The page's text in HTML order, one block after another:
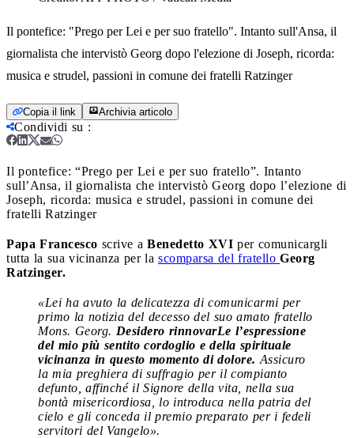
Il pontefice: "Prego per Lei e per suo fratello". Intanto sull'Ansa, il
giornalista che intervistò Georg dopo l'elezione di Joseph, ricorda:
musica e strudel, passioni in comune dei fratelli Ratzinger
Copia il link Archivia articolo
Condividi su :
Il pontefice: “Prego per Lei e per suo fratello”. Intanto
sull’Ansa, il giornalista che intervistò Georg dopo l’elezione di
Joseph, ricorda: musica e strudel, passioni in comune dei
fratelli Ratzinger
Papa Francesco scrive a Benedetto XVI per comunicargli
tutta la sua vicinanza per la scomparsa del fratello Georg
Ratzinger.
«Lei ha avuto la delicatezza di comunicarmi per
primo la notizia del decesso del suo amato fratello
Mons. Georg. Desidero rinnovarLe l’espressione
del mio più sentito cordoglio e della spirituale
vicinanza in questo momento di dolore. Assicuro
la mia preghiera di suffragio per il compianto
defunto, affinché il Signore della vita, nella sua
bontà misericordiosa, lo introduca nella patria del
cielo e gli conceda il premio preparato per i fedeli
servitori del Vangelo».